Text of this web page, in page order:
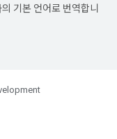
기본 언어로 번역합니